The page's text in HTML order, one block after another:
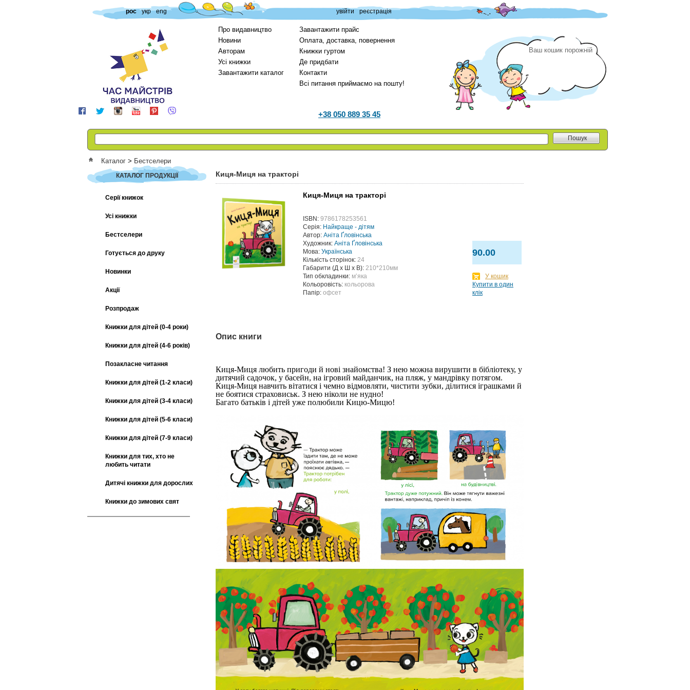
рос укр eng увійти реєстрація
Ваш кошик порожній
Про видавництво
Новини
Авторам
Усі книжки
Завантажити каталог
Завантажити прайс
Оплата, доставка, повернення
Книжки гуртом
Де придбати
Контакти
Всі питання приймаємо на пошту!
+38 050 889 35 45
Пошук
Каталог > Бестселери
КАТАЛОГ ПРОДУКЦІЇ
Серії книжок
Усі книжки
Бестселери
Готується до друку
Новинки
Акції
Розпродаж
Книжки для дітей (0-4 роки)
Книжки для дітей (4-6 років)
Позакласне читання
Книжки для дітей (1-2 класи)
Книжки для дітей (3-4 класи)
Книжки для дітей (5-6 класи)
Книжки для дітей (7-9 класи)
Книжки для тих, хто не
любить читати
Дитячі книжки для дорослих
Книжки до зимових свят
Киця-Миця на тракторі
Киця-Миця на тракторі
ISBN: 9786178253561
Серія: Найкраще - дітям
Автор: Аніта Ґловінська
Художник: Аніта Ґловінська
Мова: Українська
Кількість сторінок: 24
Габарити (Д х Ш х В): 210*210мм
Тип обкладинки: мʼяка
Кольоровість: кольорова
Папір: офсет
90.00
У кошик
Купити в один
клік
Опис книги
Киця-Миця любить пригоди й нові знайомства! З нею можна вирушити в бібліотеку, у
дитячий садочок, у басейн, на ігровий майданчик, на пляж, у мандрівку потягом.
Киця-Миця навчить вітатися і чемно відмовляти, чистити зубки, ділитися іграшками й
не боятися страховиськ. З нею ніколи не нудно!
Багато батьків і дітей уже полюбили Кицю-Мицю!